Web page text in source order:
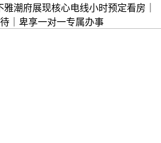
潮府展现核心电线小时预定看房｜
｜卑享一对一专属办事